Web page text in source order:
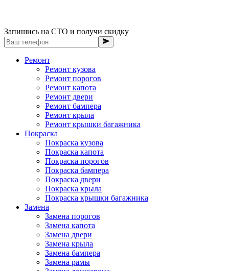
Запишись на СТО и получи скидку
Ремонт
Ремонт кузова
Ремонт порогов
Ремонт капота
Ремонт двери
Ремонт бампера
Ремонт крыла
Ремонт крышки багажника
Покраска
Покраска кузова
Покраска капота
Покраска порогов
Покраска бампера
Покраска двери
Покраска крыла
Покраска крышки багажника
Замена
Замена порогов
Замена капота
Замена двери
Замена крыла
Замена бампера
Замена рамы